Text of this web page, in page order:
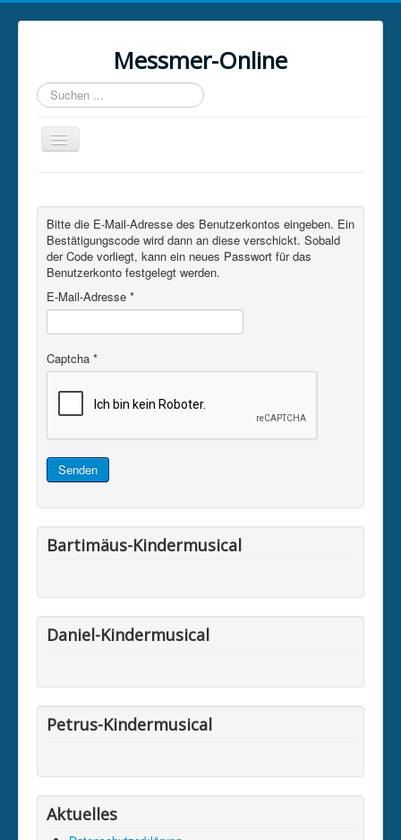
Messmer-Online
Suchen
...
Toggle
Navigation
Kontakt
Sonstiges
Bitte die E-Mail-Adresse des Benutzerkontos eingeben. Ein
Bestätigungscode wird dann an diese verschickt. Sobald
der Code vorliegt, kann ein neues Passwort für das
Benutzerkonto festgelegt werden.
E-Mail-Adresse *
Captcha *
Senden
Bartimäus-Kindermusical
Daniel-Kindermusical
Petrus-Kindermusical
Aktuelles